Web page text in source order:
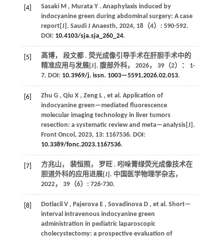
[4] Sasaki M , Murata Y . Anaphylaxis induced by
indocyanine green during abdominal surgery: A case
report[J]. Saudi J Anaesth, 2024, 18（4）: 590-592.
DOI: 10.4103/sja.sja_260_24.
[5]
高博， 段文都 . 荧光成像引导手术在肝胆手术中的
精准应用与发展[J]. 腹部外科， 2026， 39（2）： 1-
7. DOI: 10.3969/j. issn. 1003—5591.2026.02.013.
[6] Zhu G , Qiu X , Zeng L , et al. Application of
indocyanine green—mediated fluorescence
molecular imaging technology in liver tumors
resection: a systematic review and meta—analysis[J].
Front Oncol , 2023, 13: 1167536. DOI:
10.3389/fonc.2023.1167536.
[7]
方兆山， 裴恒照， 罗旺 . 吲哚菁绿荧光成像技术在
胆道外科的应用进展[J]. 中国医学物理学杂志，
2022， 39（6）: 726-730.
[8] Dotlacil V , Pajerova E , Sovadinova D , et al. Short—
interval intravenous indocyanine green
administration in pediatric laparoscopic
cholecystectomy: a prospective evaluation of